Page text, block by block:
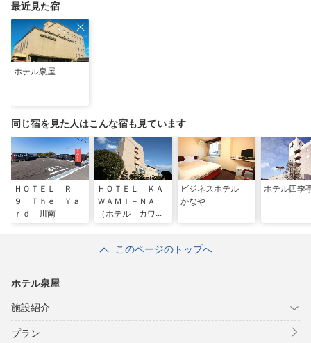
最近見た宿
ホテル泉屋
同じ宿を見た人はこんな宿も見ています
ＨＯＴＥＬ Ｒ
９ Ｔｈｅ Ｙａ
ｒｄ 川南
ＨＯＴＥＬ ＫＡ
ＷＡＭＩ－ＮＡ
（ホテル カワミ
ビジネスホテル
かなや
ホテル四季
このページのトップへ
ホテル泉屋
施設紹介
プラン